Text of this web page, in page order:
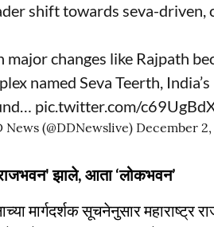
shift towards seva-driven,
major changes like Rajpath
named Seva Teerth,
pic.twitter.com/
News (@DDNewslive) December
झाले, आता ‘लोकभवन’
मार्गदर्शक सूचनेनुसार